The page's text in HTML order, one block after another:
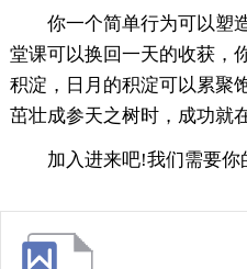
你一个简单行为可以塑
堂课可以换回一天的收获，
积淀，日月的积淀可以累聚
茁壮成参天之树时，成功就
加入进来吧!我们需要你